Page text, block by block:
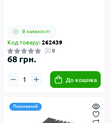
В наявності
Код товару: 262439
0
68 грн.
До кошика
Популярний